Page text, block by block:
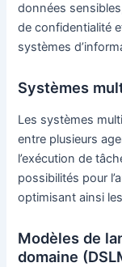
données
de confidentialité
systèmes
Systèmes
Les systèmes
entre plusieurs
l’exécution de
possibilités pour
optimisant ainsi
Modèles de
domaine